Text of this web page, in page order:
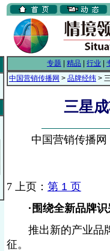
专题 精品 行业
中国营销传播网 > 品牌经纬 >
三星
中国营销传播
7 上页： 第 1 页
·围绕全新品牌
推出新的产业品牌
征。